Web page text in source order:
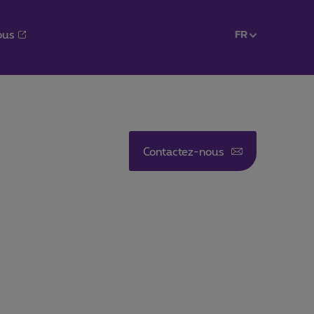
FR
FR
Contactez-nous